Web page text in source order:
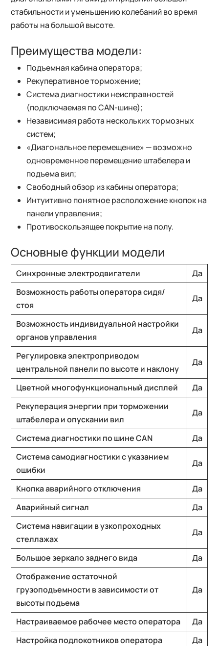
стабильности и уменьшению колебаний во время
работы на большой высоте.
Преимущества модели:
Подъемная кабина оператора;
Рекуперативное торможение;
Система диагностики неисправностей
(подключаемая по CAN-шине);
Независимая работа нескольких тормозных
систем;
«Диагональное перемещение» — возможно
одновременное перемещение штабелера и
подъема вил;
Свободный обзор из кабины оператора;
Интуитивно понятное расположение кнопок на
панели управления;
Противоскользящее покрытие на полу.
Основные функции модели
Синхронные электродвигатели
Да
Возможность работы оператора сидя/
стоя
Да
Возможность индивидуальной настройки
органов управления
Да
Регулировка электроприводом
центральной панели по высоте и наклону
Да
Цветной многофункциональный дисплей
Да
Рекуперация энергии при торможении
штабелера и опускании вил
Да
Система диагностики по шине CAN
Да
Система самодиагностики с указанием
ошибки
Да
Кнопка аварийного отключения
Да
Аварийный сигнал
Да
Система навигации в узкопроходных
стеллажах
Да
Большое зеркало заднего вида
Да
Отображение остаточной
грузоподъемности в зависимости от
высоты подъема
Да
Настраиваемое рабочее место оператора
Да
Настройка подлокотников оператора
Да